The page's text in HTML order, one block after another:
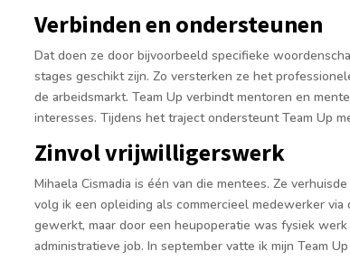
Verbinden en ondersteunen
Dat doen ze door bijvoorbeeld spe­cifieke
stages geschikt zijn. Zo versterken ze het
de arbeids­markt. Team Up verbindt mento­ren en
interesses. Tijdens het traject on­dersteunt Team Up
Zinvol vrijwilligerswerk
Mihaela Cismadia is één van die mentees. Ze
volg ik een op­leiding als commercieel medewer­ker
gewerkt, maar door een heupoperatie was fysiek
administratieve job. In september vatte ik mijn Team Up